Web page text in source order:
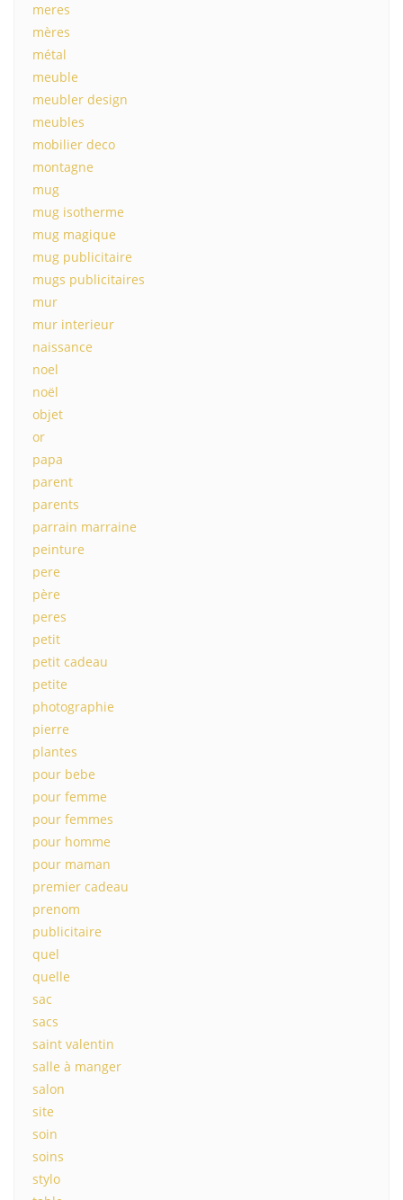
meres
mères
métal
meuble
meubler design
meubles
mobilier deco
montagne
mug
mug isotherme
mug magique
mug publicitaire
mugs publicitaires
mur
mur interieur
naissance
noel
noël
objet
or
papa
parent
parents
parrain marraine
peinture
pere
père
peres
petit
petit cadeau
petite
photographie
pierre
plantes
pour bebe
pour femme
pour femmes
pour homme
pour maman
premier cadeau
prenom
publicitaire
quel
quelle
sac
sacs
saint valentin
salle à manger
salon
site
soin
soins
stylo